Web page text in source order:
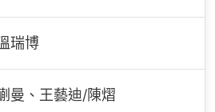
瑞博
曼、王藝迪/陳熠